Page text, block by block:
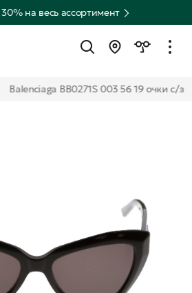
на весь ассортимент
Balenciaga BB0271S 003 56 19 очки с/з